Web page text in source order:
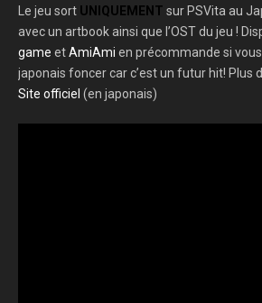
Le jeu sort UNIQUEMENT sur PSVita au
avec un artbook ainsi que l’OST du jeu !
game etAmiAmi en précommande si
japonais foncer car c’est un futur hit! Plus
Site officiel (en japonais)